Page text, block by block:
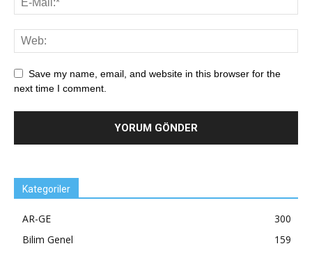
Save my name, email, and website in this browser for the
next time I comment.
Kategoriler
AR-GE
300
Bilim Genel
159